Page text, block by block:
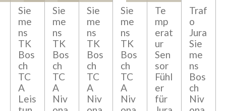
Sie
me
ns
TK
Bos
ch
TC
A
Leis
Sie
me
ns
TK
Bos
ch
TC
A
Niv
Sie
me
ns
TK
Bos
ch
TC
A
Niv
Sie
me
ns
TK
Bos
ch
TC
A
Niv
Te
mp
erat
ur
Sen
sor
Fühl
er
für
Traf
o
Jura
Sie
me
ns
Bos
ch
Niv